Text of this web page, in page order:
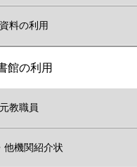
料の利用
館の利用
教職員
他機関紹介状